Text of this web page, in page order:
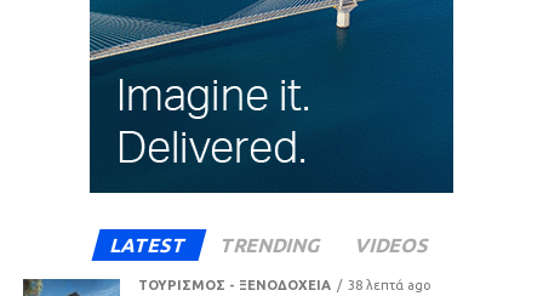
LATEST TRENDING VIDEOS
ΤΟΥΡΙΣΜΟΣ - ΞΕΝΟΔΟΧΕΙΑ 38 λεπτά ago